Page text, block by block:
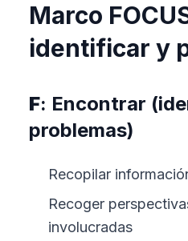
Marco
identificar y
F: Encontrar
problemas)
Recopilar
Recoger
involucradas